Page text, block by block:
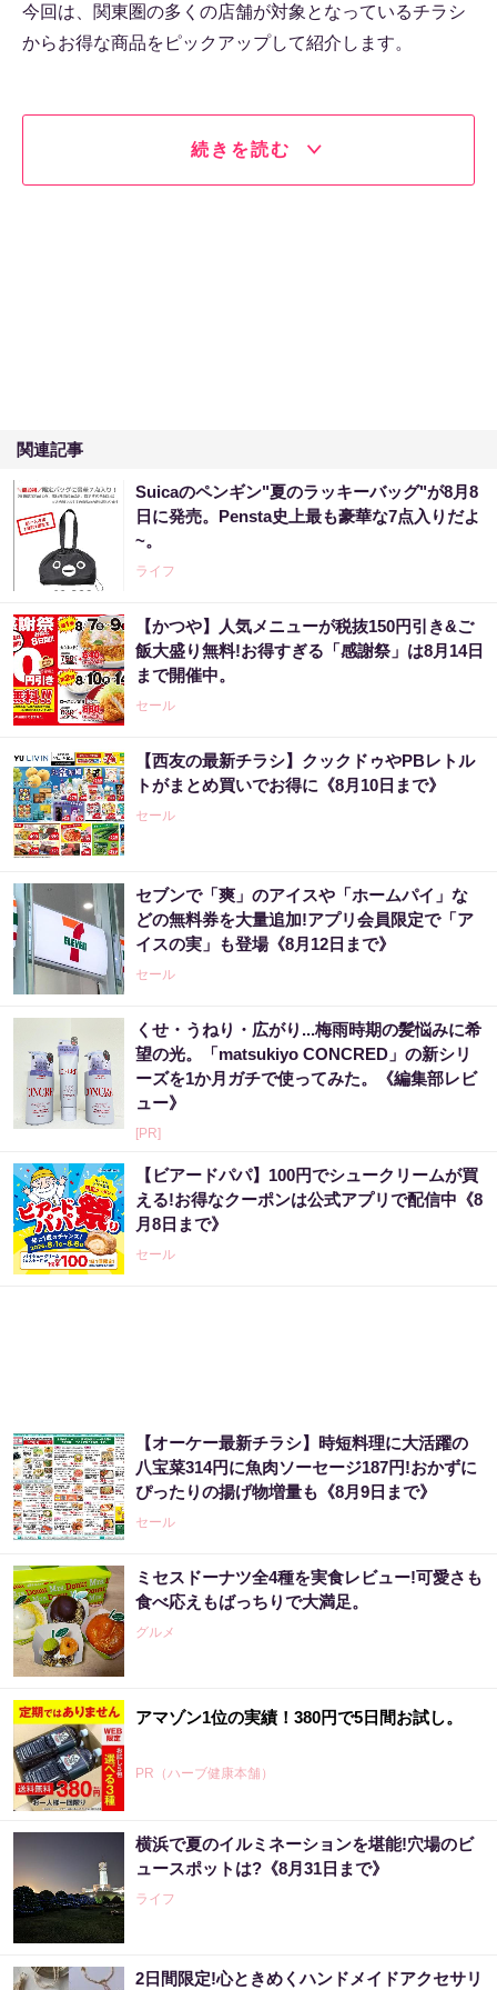
今回は、関東圏の多くの店舗が対象となっているチラシ
からお得な商品をピックアップして紹介します。
続きを読む
関連記事
Suicaのペンギン"夏のラッキーバッグ"が8月8
日に発売。Pensta史上最も豪華な7点入りだよ
~。
ライフ
【かつや】人気メニューが税抜150円引き&ご
飯大盛り無料!お得すぎる「感謝祭」は8月14日
まで開催中。
セール
【西友の最新チラシ】クックドゥやPBレトル
トがまとめ買いでお得に《8月10日まで》
セール
セブンで「爽」のアイスや「ホームパイ」な
どの無料券を大量追加!アプリ会員限定で「ア
イスの実」も登場《8月12日まで》
セール
くせ・うねり・広がり...梅雨時期の髪悩みに希
望の光。「matsukiyo CONCRED」の新シリ
ーズを1か月ガチで使ってみた。《編集部レビ
ュー》
[PR]
【ビアードパパ】100円でシュークリームが買
える!お得なクーポンは公式アプリで配信中《8
月8日まで》
セール
【オーケー最新チラシ】時短料理に大活躍の
八宝菜314円に魚肉ソーセージ187円!おかずに
ぴったりの揚げ物増量も《8月9日まで》
セール
ミセスドーナツ全4種を実食レビュー!可愛さも
食べ応えもばっちりで大満足。
グルメ
アマゾン1位の実績！380円で5日間お試し。
PR（ハーブ健康本舗）
横浜で夏のイルミネーションを堪能!穴場のビ
ュースポットは?《8月31日まで》
ライフ
2日間限定!心ときめくハンドメイドアクセサリ